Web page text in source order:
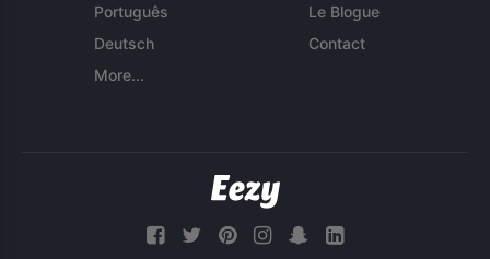
Português
Deutsch
More...
Le Blogue
Contact